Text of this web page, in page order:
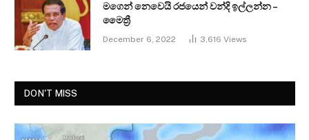
මගෙන් නෙවෙයි රජයෙන් වන්දි ඉල්ලන්න –
මෛත්‍රී
December 6, 2022 3,616 Views
DON'T MISS